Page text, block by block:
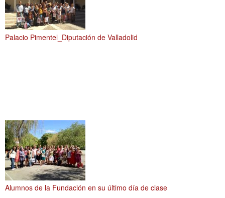
Palacio Pimentel_Diputación de Valladolid
Alumnos de la Fundación en su último día de clase